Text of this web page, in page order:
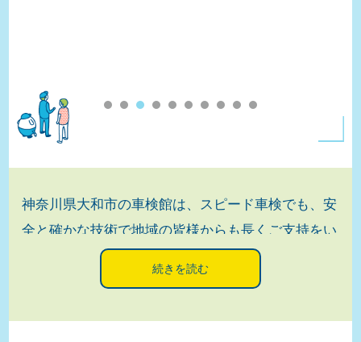
神奈川県大和市の車検館は、スピード車検でも、安
全と確かな技術で地域の皆様からも長くご支持をい
ただいております。店内は広く清潔で無料ドリン
ク、雑誌も置いています。また、小さいお子様が一